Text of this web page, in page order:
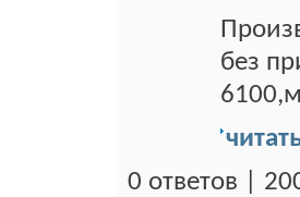
без
0 ответов |